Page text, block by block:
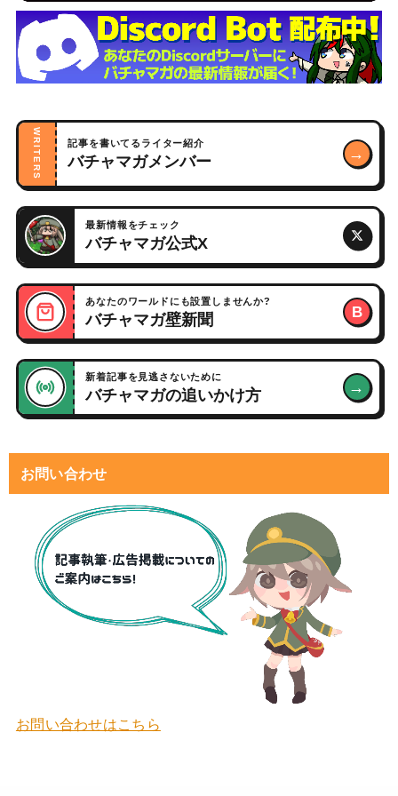
WRITERS 記事を書いてるライター紹介
バチャマガメンバー →
最新情報をチェック
バチャマガ公式X
あなたのワールドにも設置しませんか?
バチャマガ壁新聞 B
新着記事を見逃さないために
バチャマガの追いかけ方 →
お問い合わせ
お問い合わせはこちら